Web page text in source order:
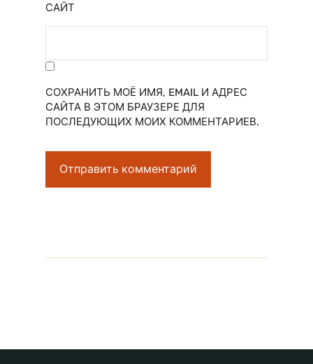
САЙТ
СОХРАНИТЬ МОЁ ИМЯ, EMAIL И АДРЕС
САЙТА В ЭТОМ БРАУЗЕРЕ ДЛЯ
ПОСЛЕДУЮЩИХ МОИХ КОММЕНТАРИЕВ.